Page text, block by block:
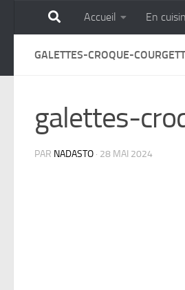
Skip to contentAccueil En
GALETTES-CROQUE-
galettes-
PAR NADASTO · 28 MAI 2024